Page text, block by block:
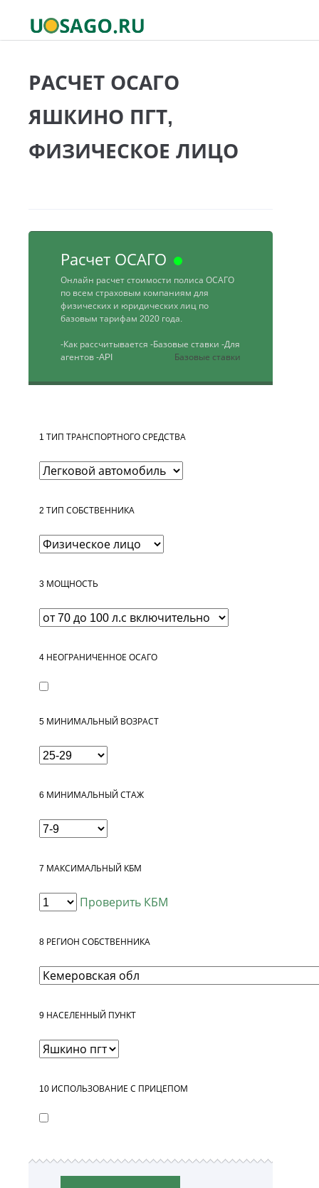
РАСЧЕТ ОСАГО
ЯШКИНО ПГТ,
ФИЗИЧЕСКОЕ ЛИЦО
Расчет ОСАГО
Онлайн расчет стоимости полиса ОСАГО
по всем страховым компаниям для
физических и юридических лиц по
базовым тарифам 2020 года.
-Как рассчитывается -Базовые ставки -Для
агентов-API Базовые ставки
1 ТИП ТРАНСПОРТНОГО СРЕДСТВА
2 ТИП СОБСТВЕННИКА
3 МОЩНОСТЬ
4 НЕОГРАНИЧЕННОЕ ОСАГО
5 МИНИМАЛЬНЫЙ ВОЗРАСТ
6 МИНИМАЛЬНЫЙ СТАЖ
7 МАКСИМАЛЬНЫЙ КБМ
Проверить КБМ
8 РЕГИОН СОБСТВЕННИКА
9 НАСЕЛЕННЫЙ ПУНКТ
10 ИСПОЛЬЗОВАНИЕ С ПРИЦЕПОМ